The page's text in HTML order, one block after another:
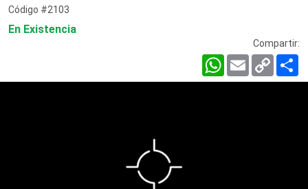
Código #2103
En Existencia
Compartir:
WhatsApp
Email Copy
Link